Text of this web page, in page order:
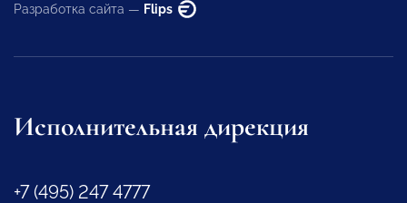
Разработка сайта — Flips
Исполнительная дирекция
+7 (495) 247 4777